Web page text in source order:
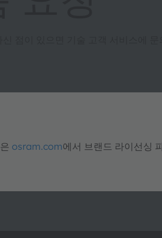
osram.com에서 브랜드 라이선싱